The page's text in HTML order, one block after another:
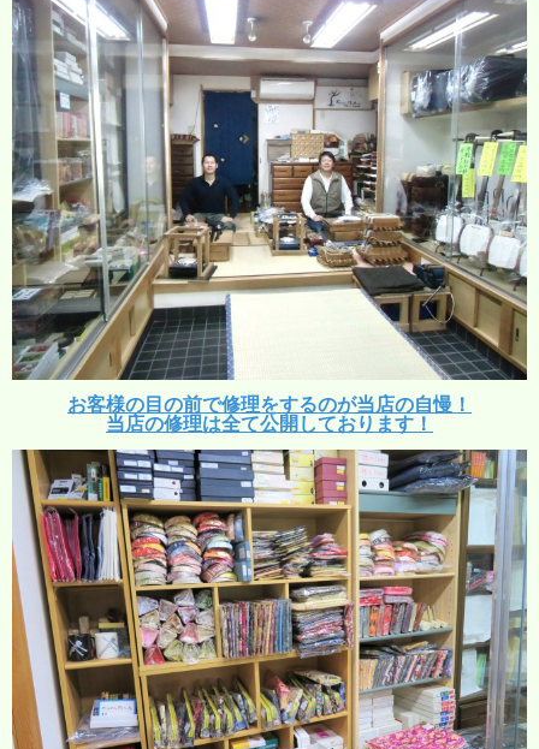
お客様の目の前で修理をするのが当店の自慢！
当店の修理は全て公開しております！